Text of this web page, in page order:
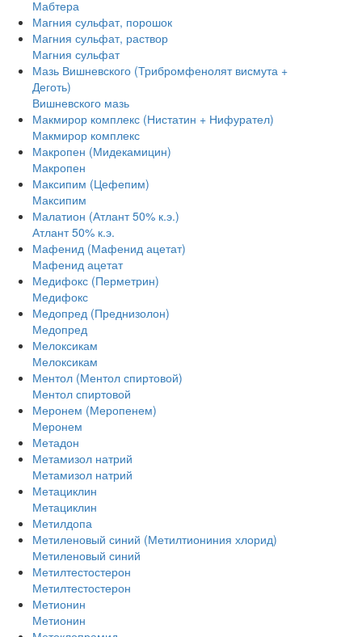
Мабтера
Магния сульфат, порошок
Магния сульфат, раствор
Магния сульфат
Мазь Вишневского (Трибромфенолят висмута +
Деготь)
Вишневского мазь
Макмирор комплекс (Нистатин + Нифурател)
Макмирор комплекс
Макропен (Мидекамицин)
Макропен
Максипим (Цефепим)
Максипим
Малатион (Атлант 50% к.э.)
Атлант 50% к.э.
Мафенид (Мафенид ацетат)
Мафенид ацетат
Медифокс (Перметрин)
Медифокс
Медопред (Преднизолон)
Медопред
Мелоксикам
Мелоксикам
Ментол (Ментол спиртовой)
Ментол спиртовой
Меронем (Меропенем)
Меронем
Метадон
Метамизол натрий
Метамизол натрий
Метациклин
Метациклин
Метилдопа
Метиленовый синий (Метилтиониния хлорид)
Метиленовый синий
Метилтестостерон
Метилтестостерон
Метионин
Метионин